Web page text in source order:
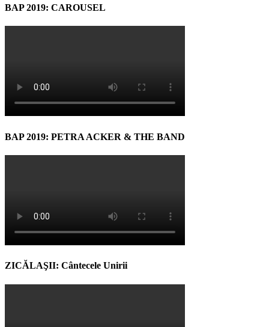
BAP 2019: CAROUSEL
BAP 2019: PETRA ACKER & THE BAND
ZICĂLAŞII: Cântecele Unirii